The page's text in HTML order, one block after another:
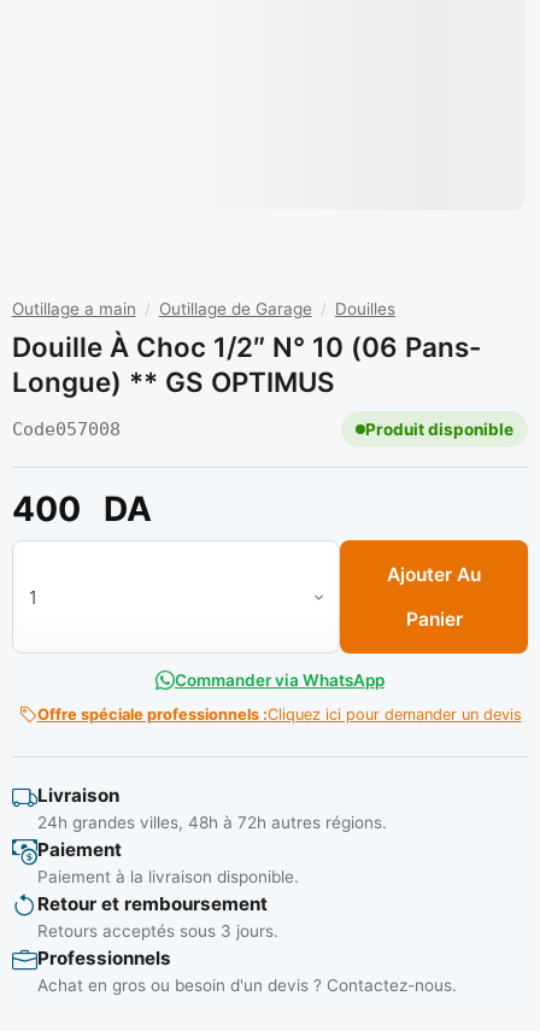
Outillage a main / Outillage de Garage / Douilles
Douille À Choc 1/2″ N° 10 (06 Pans-
Longue) ** GS OPTIMUS
Code057008 Produit disponible
400 DA
quantité de Douille à choc 1/2" N° 10 (06 pans-longue) ** GS
Ajouter Au
Panier
Commander via WhatsApp
Offre spéciale professionnels :Cliquez ici pour demander un devis
Livraison
24h grandes villes, 48h à 72h autres régions.
Paiement
Paiement à la livraison disponible.
Retour et remboursement
Retours acceptés sous 3 jours.
Professionnels
Achat en gros ou besoin d'un devis ? Contactez-nous.